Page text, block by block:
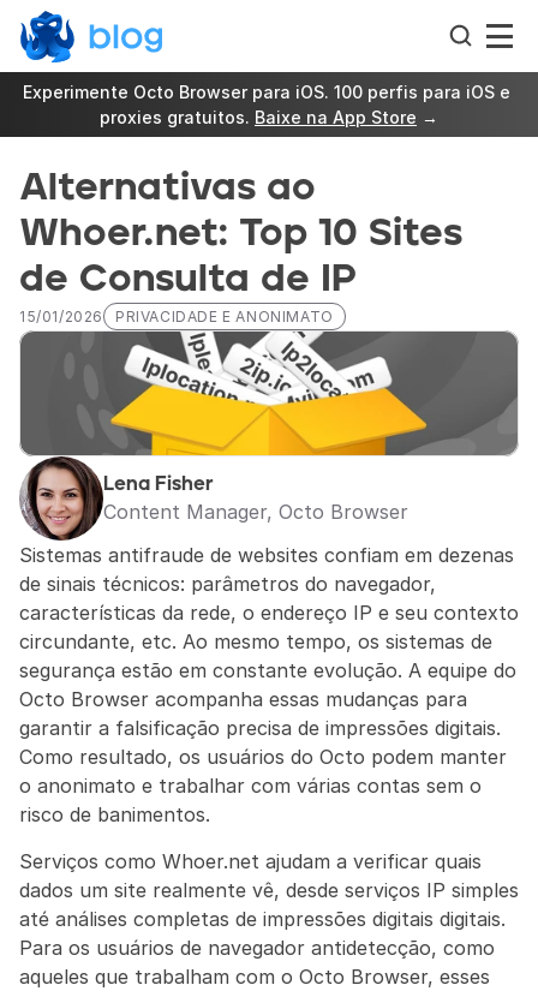
Experimente Octo Browser para iOS. 100 perfis para iOS e
proxies gratuitos. Baixe na App Store →
Alternativas ao
Whoer.net: Top 10 Sites
de Consulta de IP
15/01/2026 PRIVACIDADE E ANONIMATO
Lena Fisher
Content Manager, Octo Browser
Sistemas antifraude de websites confiam em dezenas
de sinais técnicos: parâmetros do navegador,
características da rede, o endereço IP e seu contexto
circundante, etc. Ao mesmo tempo, os sistemas de
segurança estão em constante evolução. A equipe do
Octo Browser acompanha essas mudanças para
garantir a falsificação precisa de impressões digitais.
Como resultado, os usuários do Octo podem manter
o anonimato e trabalhar com várias contas sem o
risco de banimentos.
Serviços como Whoer.net ajudam a verificar quais
dados um site realmente vê, desde serviços IP simples
até análises completas de impressões digitais digitais.
Para os usuários de navegador antidetecção, como
aqueles que trabalham com o Octo Browser, esses